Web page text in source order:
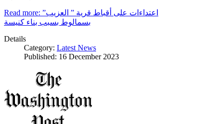
Read more: اعتداءات على أقباط قرية ” العزيب”
بسمالوط بسبب بناء كنيسة
Details
Category: Latest News
Published: 16 December 2023